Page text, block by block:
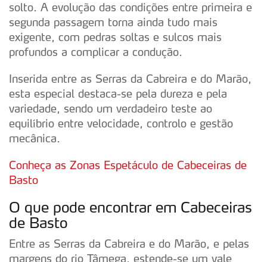
solto. A evolução das condições entre primeira e
segunda passagem torna ainda tudo mais
exigente, com pedras soltas e sulcos mais
profundos a complicar a condução.
Inserida entre as Serras da Cabreira e do Marão,
esta especial destaca-se pela dureza e pela
variedade, sendo um verdadeiro teste ao
equilíbrio entre velocidade, controlo e gestão
mecânica.
Conheça as Zonas Espetáculo de Cabeceiras de
Basto
O que pode encontrar em Cabeceiras
de Basto
Entre as Serras da Cabreira e do Marão, e pelas
margens do rio Tâmega, estende-se um vale